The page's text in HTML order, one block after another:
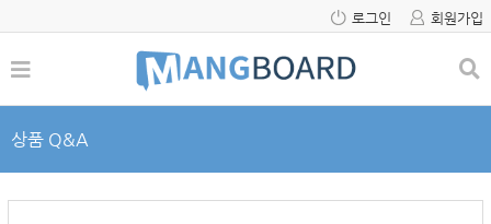
로그인 회원가입
상품 Q&A